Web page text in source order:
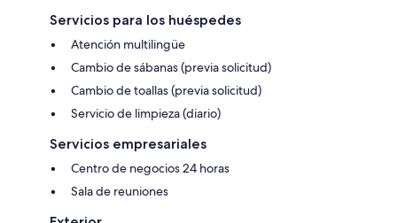
Servicios para los huéspedes
Atención multilingüe
Cambio de sábanas (previa solicitud)
Cambio de toallas (previa solicitud)
Servicio de limpieza (diario)
Servicios empresariales
Centro de negocios 24 horas
Sala de reuniones